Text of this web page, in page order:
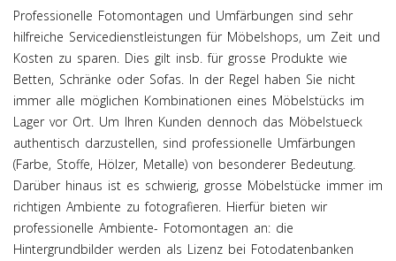
Professionelle Fotomontagen und Umfärbungen sind sehr
hilfreiche Servicedienstleistungen für Möbelshops, um Zeit und
Kosten zu sparen. Dies gilt insb. für grosse Produkte wie
Betten, Schränke oder Sofas. In der Regel haben Sie nicht
immer alle möglichen Kombinationen eines Möbelstücks im
Lager vor Ort. Um Ihren Kunden dennoch das Möbelstueck
authentisch darzustellen, sind professionelle Umfärbungen
(Farbe, Stoffe, Hölzer, Metalle) von besonderer Bedeutung.
Darüber hinaus ist es schwierig, grosse Möbelstücke immer im
richtigen Ambiente zu fotografieren. Hierfür bieten wir
professionelle Ambiente- Fotomontagen an: die
Hintergrundbilder werden als Lizenz bei Fotodatenbanken